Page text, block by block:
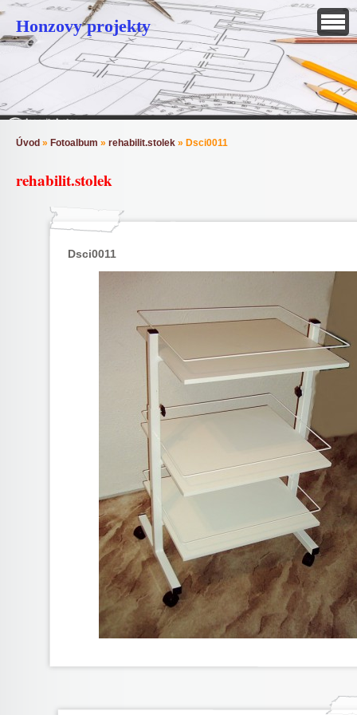
Honzovy projekty
Úvod » Fotoalbum » rehabilit.stolek » Dsci0011
rehabilit.stolek
Dsci0011